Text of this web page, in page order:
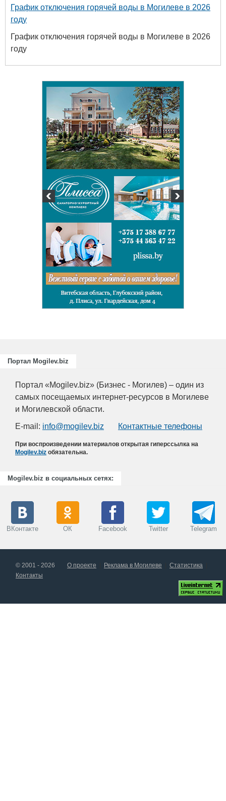
График отключения горячей воды в Могилеве в 2026
году
График отключения горячей воды в Могилеве в 2026
году
Портал Mogilev.biz
Портал «Mogilev.biz» (Бизнес - Могилев) – один из
самых посещаемых интернет-ресурсов в Могилеве
и Могилевской области.
E-mail: info@mogilev.biz Контактные телефоны
При воспроизведении материалов открытая гиперссылка на
Mogilev.biz обязательна.
Mogilev.biz в социальных сетях:
ВКонтакте ОК Facebook Twitter Telegram
© 2001 - 2026 О проекте Реклама в Могилеве
Статистика
Контакты